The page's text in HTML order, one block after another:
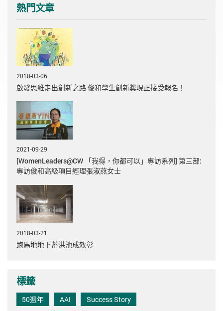
熱門文章
2018-03-06
啟發思維走出創新之路 俊和學生創新獎現正接受報名！
2021-09-29
[WomenLeaders@CW 「我得，你都可以」專訪系列] 第三部:
專訪俊和高級項目經理張淑燕女士
2018-03-21
跑馬地地下蓄洪池成效彰
標籤
50週年 AAI
Success Story